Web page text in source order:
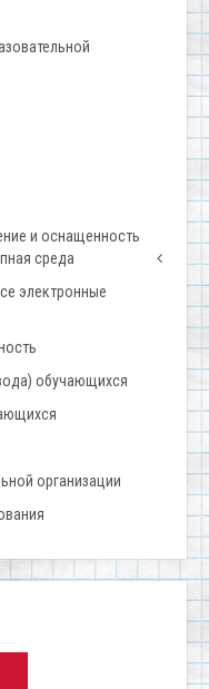
и оснащенность
среда
электронные
обучающихся
организации